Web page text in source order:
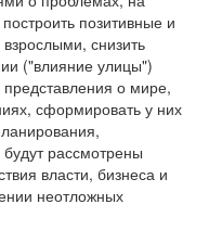
позитивные и
снизить
("влияние улицы")
о мире,
сформировать у них
рассмотрены
власти, бизнеса и
неотложных